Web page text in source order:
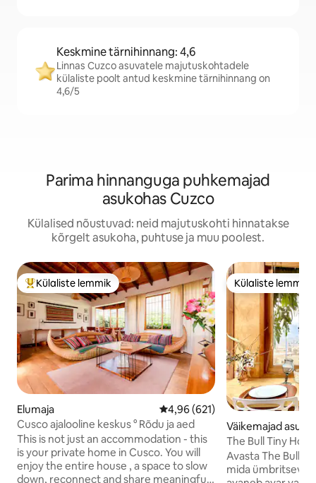
Keskmine tärnihinnang: 4,6
Linnas Cuzco asuvatele majutuskohtadele
külaliste poolt antud keskmine tärnihinnang on
4,6/5
Parima hinnanguga puhkemajad
asukohas Cuzco
Külalised nõustuvad: neid majutuskohti hinnatakse
kõrgelt asukoha, puhtuse ja muu poolest.
Külaliste suur lemmik
Külaliste lemmik
Elumaja Keskmine hinnang 4,96/5, 621
4,96 (621)
Cusco ajalooline keskus ° Rõdu ja aed
This is not just an accommodation - this
is your private home in Cusco. You will
enjoy the entire house , a space to slow
down, reconnect and share meaningful
Külaliste lemmik
Külaliste lemmik
Väikemajad
The Bull Tiny
linnale
Avasta The Bull,
mida